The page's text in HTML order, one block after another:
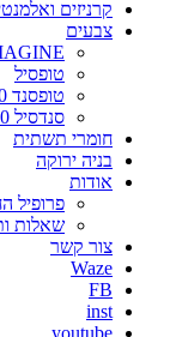
קרניזים
צבעים
טופסיל
טופסנד F-80
סנדסיל S-80
חומרי תשתית
בניה ירוקה
אודות
פרופיל
שאלות
צור קשר
Waze
FB
inst
youtube